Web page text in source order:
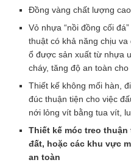
Đồng vàng chất lượng
Vỏ nhựa “nồi đồng cối
thuật có khả năng chịu
ổ được sản xuất từ nhựa
cháy, tăng độ an toàn
Thiết kế không mối hàn,
đúc thuận tiện cho việc
nới lỏng vít bằng tua vít,
Thiết kế móc treo
đất, hoặc các khu vực
an toàn
Giao hàng nội thành Hà Nội
Ổ cắm treo siêu
3000W dùng công
Thương hiệu: OEM
Ổ cắm treo siêu chịu tải lõi
công suất 3000W với kích
chuyển kèm thiết kế móc
lực dành cho bạn khi ra
đình của bạn.
Lựa chọn: